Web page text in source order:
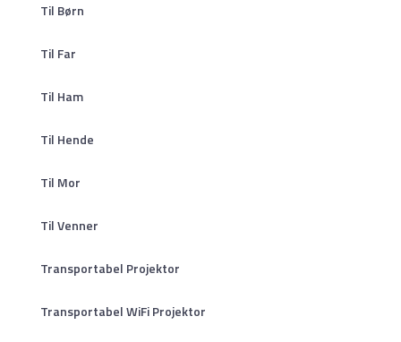
Til Børn
Til Far
Til Ham
Til Hende
Til Mor
Til Venner
Transportabel Projektor
Transportabel WiFi Projektor